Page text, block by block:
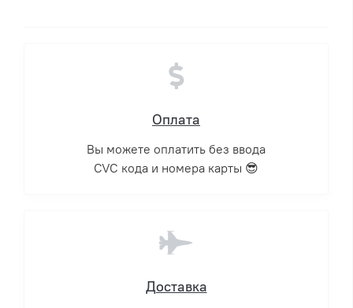
Оплата
Вы можете оплатить без ввода
CVC кода и номера карты 😎
Доставка